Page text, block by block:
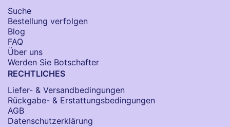
Suche
Bestellung verfolgen
Blog
FAQ
Über uns
Werden Sie Botschafter
RECHTLICHES
Liefer- & Versandbedingungen
Rückgabe- & Erstattungsbedingungen
AGB
Datenschutzerklärung